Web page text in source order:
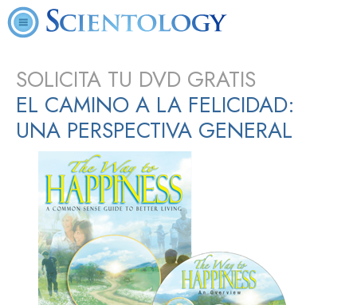
SOLICITA TU DVD GRATIS
EL CAMINO A LA FELICIDAD:
UNA PERSPECTIVA GENERAL